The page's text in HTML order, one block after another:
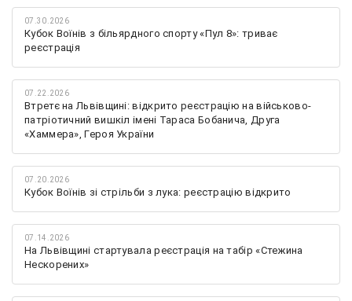
07.30.2026
Кубок Воїнів з більярдного спорту «Пул 8»: триває
реєстрація
07.22.2026
Втретє на Львівщині: відкрито реєстрацію на військово-
патріотичний вишкіл імені Тараса Бобанича, Друга
«Хаммера», Героя України
07.20.2026
Кубок Воїнів зі стрільби з лука: реєстрацію відкрито
07.14.2026
На Львівщині стартувала реєстрація на табір «Стежина
Нескорених»